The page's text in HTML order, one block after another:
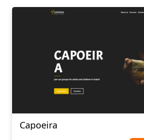
Capoeira